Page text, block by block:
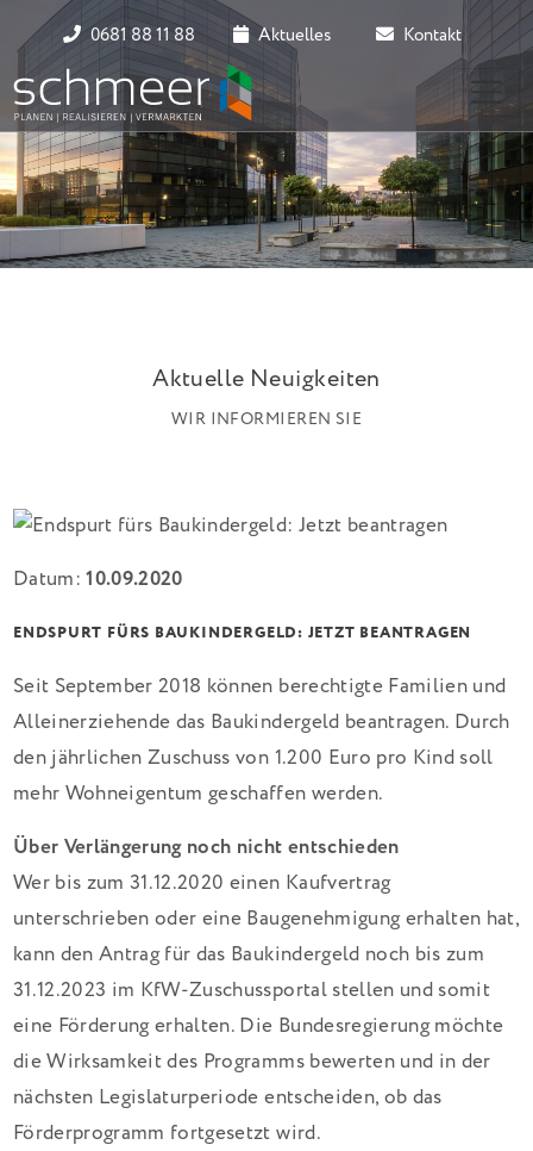
0681 88 11 88 Aktuelles Kontakt
Aktuelle Neuigkeiten
WIR INFORMIEREN SIE
Datum:10.09.2020
ENDSPURT FÜRS BAUKINDERGELD: JETZT BEANTRAGEN
Seit September 2018 können berechtigte Familien und
Alleinerziehende das Baukindergeld beantragen. Durch
den jährlichen Zuschuss von 1.200 Euro pro Kind soll
mehr Wohneigentum geschaffen werden.
Über Verlängerung noch nicht entschieden
Wer bis zum 31.12.2020 einen Kaufvertrag
unterschrieben oder eine Baugenehmigung erhalten hat,
kann den Antrag für das Baukindergeld noch bis zum
31.12.2023 im KfW-Zuschussportal stellen und somit
eine Förderung erhalten. Die Bundesregierung möchte
die Wirksamkeit des Programms bewerten und in der
nächsten Legislaturperiode entscheiden, ob das
Förderprogramm fortgesetzt wird.